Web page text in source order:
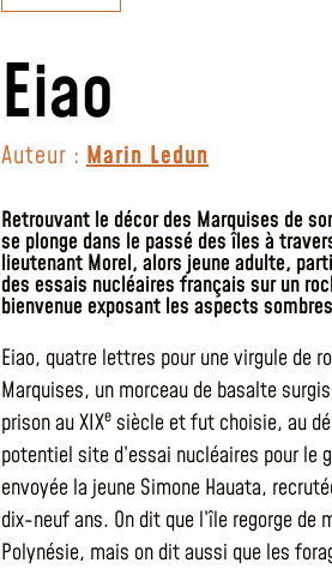
Eiao
Auteur : Marin Ledun
Retrouvant le décor des Marquises de
se plonge dans le passé des îles à
lieutenant Morel, alors jeune adulte,
des essais nucléaires français sur un
bienvenue exposant les aspects
Eiao, quatre lettres pour une virgule de
Marquises, un morceau de basalte
prison au XIXe siècle et fut choisie, au
potentiel site d’essai nucléaires pour le
envoyée la jeune Simone Hauata,
dix-neuf ans. On dit que l’île regorge
Polynésie, mais on dit aussi que les